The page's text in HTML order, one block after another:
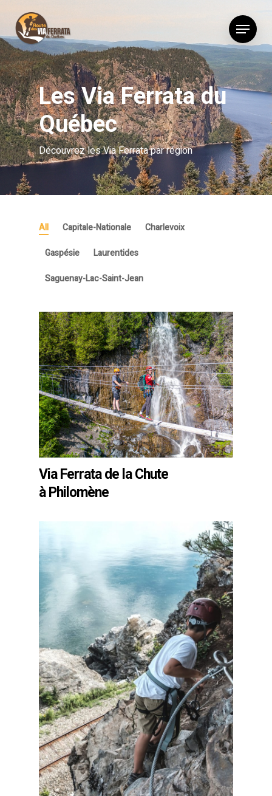
main
content
Menu
Les Via Ferrata du
Québec
Découvrez les Via Ferrata par région
All Capitale-Nationale
Charlevoix
Gaspésie
Laurentides
Saguenay-Lac-Saint-Jean
Via Ferrata de la Chute
à Philomène